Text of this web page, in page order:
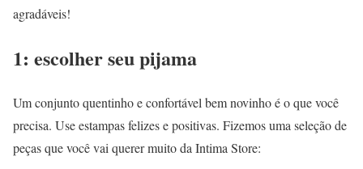
agradáveis!
1: escolher seu pijama
Um conjunto quentinho e confortável bem novinho é o que você
precisa. Use estampas felizes e positivas. Fizemos uma seleção de
peças que você vai querer muito da Intima Store: